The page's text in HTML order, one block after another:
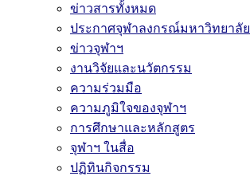
ข่าวสารทั้งหมด
ประกาศจุฬาลงกรณ์มหาวิทยาลัย
ข่าวจุฬาฯ
งานวิจัยและนวัตกรรม
ความร่วมมือ
ความภูมิใจของจุฬาฯ
การศึกษาและหลักสูตร
จุฬาฯ ในสื่อ
ปฏิทินกิจกรรม